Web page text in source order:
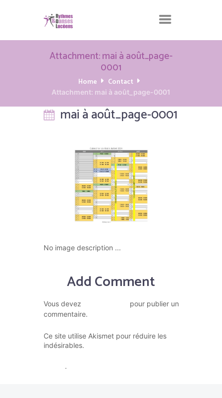
Attachment: mai à août_page-
0001
Home Contact
Attachment: mai à août_page-0001
mai à août_page-0001
No image description ...
Add Comment
Vous devez
pour publier un
commentaire.
Ce site utilise Akismet pour réduire les
indésirables.
.